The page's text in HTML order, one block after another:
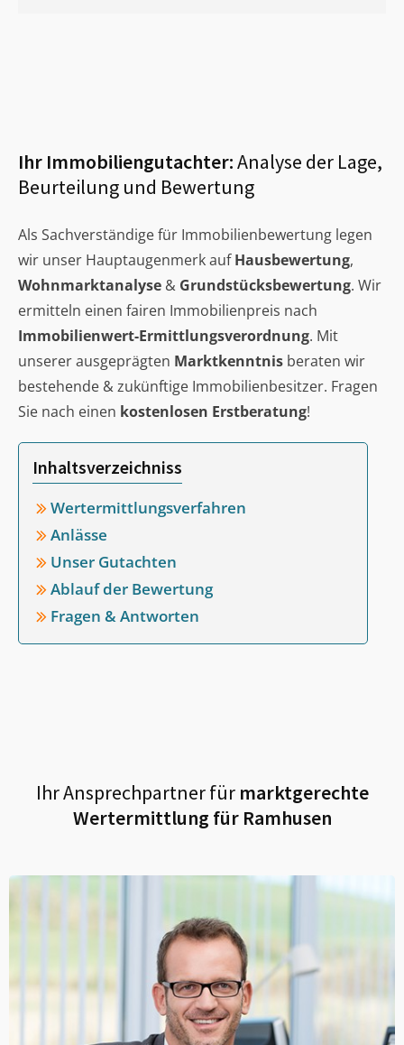
Ihr Immobiliengutachter:Analyse der Lage,
Beurteilung und Bewertung
Als Sachverständige für Immobilienbewertung legen
wir unser Hauptaugenmerk aufHausbewertung,
Wohnmarktanalyse & Grundstücksbewertung. Wir
ermitteln einen fairen Immobilienpreis nach
Immobilienwert-Ermittlungsverordnung. Mit
unserer ausgeprägten Marktkenntnis beraten wir
bestehende & zukünftige Immobilienbesitzer. Fragen
Sie nach einen kostenlosen Erstberatung!
Inhaltsverzeichniss
Wertermittlungsverfahren
Anlässe
Unser Gutachten
Ablauf der Bewertung
Fragen & Antworten
Ihr Ansprechpartner fürmarktgerechte
Wertermittlung für Ramhusen